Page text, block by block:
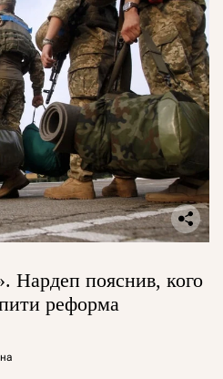
Нардеп пояснив, кого
реформа